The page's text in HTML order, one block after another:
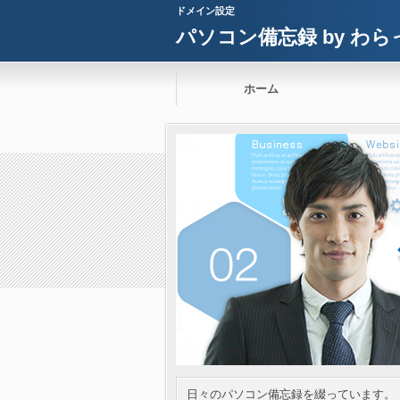
ドメイン設定
パソコン備忘録 by わら
ホーム
日々のパソコン備忘録を綴っています。